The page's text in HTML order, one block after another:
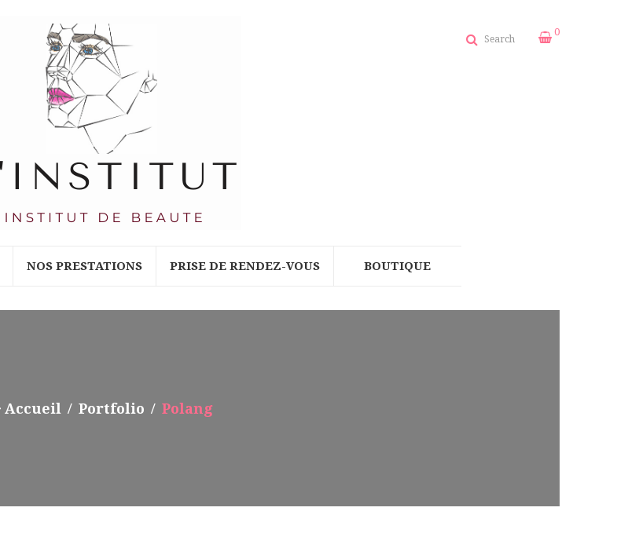
0
Search
NOS PRESTATIONS PRISE DE RENDEZ-VOUS BOUTIQUE
Accueil Portfolio Polang